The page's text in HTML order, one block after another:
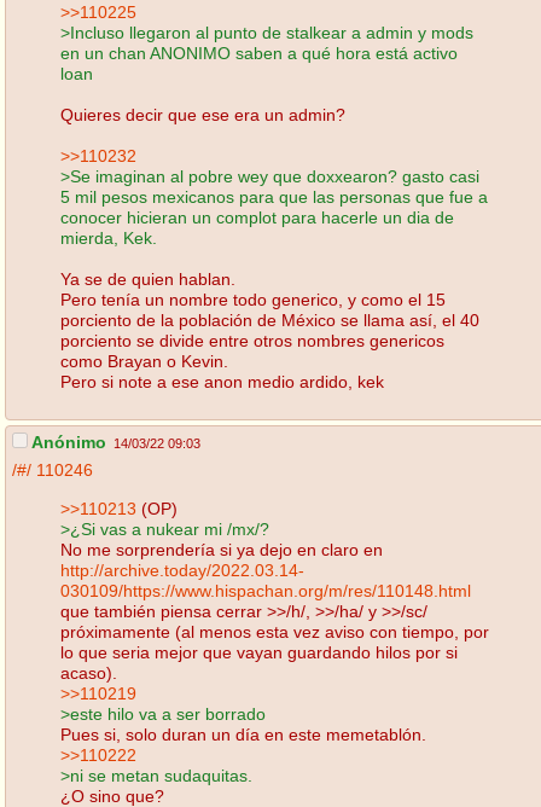
>>110225
>Incluso llegaron al punto de stalkear a admin y mods
en un chan ANONIMO saben a qué hora está activo
loan
Quieres decir que ese era un admin?
>>110232
>Se imaginan al pobre wey que doxxearon? gasto casi
5 mil pesos mexicanos para que las personas que fue a
conocer hicieran un complot para hacerle un dia de
mierda, Kek.
Ya se de quien hablan.
Pero tenía un nombre todo generico, y como el 15
porciento de la población de México se llama así, el 40
porciento se divide entre otros nombres genericos
como Brayan o Kevin.
Pero si note a ese anon medio ardido, kek
Anónimo 14/03/22 09:03
/#/ 110246
>>110213 (OP)
>¿Si vas a nukear mi /mx/?
No me sorprendería si ya dejo en claro en
http://archive.today/2022.03.14-
030109/https://www.hispachan.org/m/res/110148.html
que también piensa cerrar >>/h/, >>/ha/ y >>/sc/
próximamente (al menos esta vez aviso con tiempo, por
lo que seria mejor que vayan guardando hilos por si
acaso).
>>110219
>este hilo va a ser borrado
Pues si, solo duran un día en este memetablón.
>>110222
>ni se metan sudaquitas.
¿O sino que?